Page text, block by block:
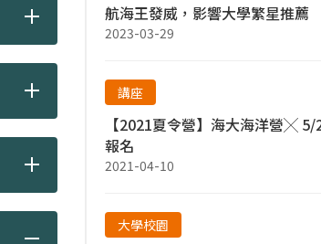
航海王發威，影響大學繁星推薦
2023-03-29
講座
【2021夏令營】海大海洋營╳ 5/
報名
2021-04-10
大學校園